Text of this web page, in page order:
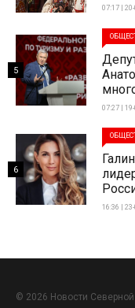
07:17 |
07:27 |
5
16:36 |
6
© 2026 Новости